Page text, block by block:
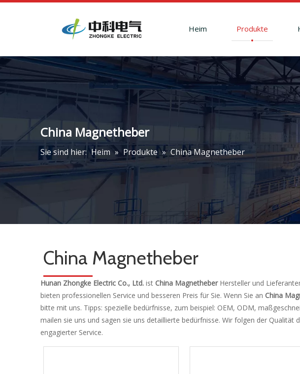
Heim Produkte
China Magnetheber
Sie sind hier: Heim » Produkte » China Magnetheber
China Magnetheber
Hunan Zhongke Electric Co., Ltd. ist China MagnetheberHersteller und
bieten professionellen Service und besseren Preis für Sie. Wenn Sie an China
bitte mit uns. Tipps: spezielle bedürfnisse, zum beispiel: OEM, ODM,
mailen sie uns und sagen sie uns detaillierte bedürfnisse. Wir folgen der Qualität
engagierter Service.